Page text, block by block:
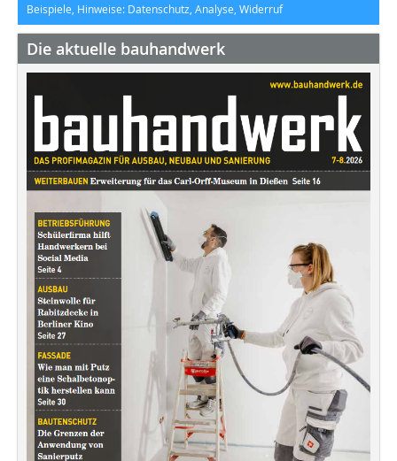
Beispiele, Hinweise: Datenschutz, Analyse, Widerruf
Die aktuelle bauhandwerk